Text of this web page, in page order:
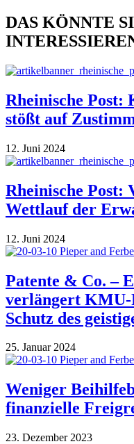
DAS KÖNNTE
Rheinische Post:
stößt auf
12. Juni 2024
Rheinische Post:
Wettlauf der
12. Juni 2024
Patente & Co. –
verlängert
Schutz des
25. Januar 2024
Weniger
finanzielle
23. Dezember 2023